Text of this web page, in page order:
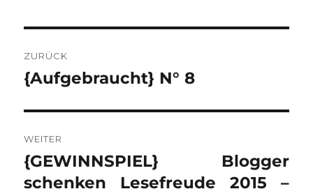
ZURÜCK
Vorheriger
{Aufgebraucht} N° 8
WEITER
Nächster
Beitrag:
{GEWINNSPIEL} Blogger
schenken Lesefreude 2015 –